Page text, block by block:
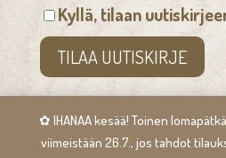
✿ IHANAA kesää! Toinen
viimeistään 26.7., jos tahdot
Kyllä, tilaan